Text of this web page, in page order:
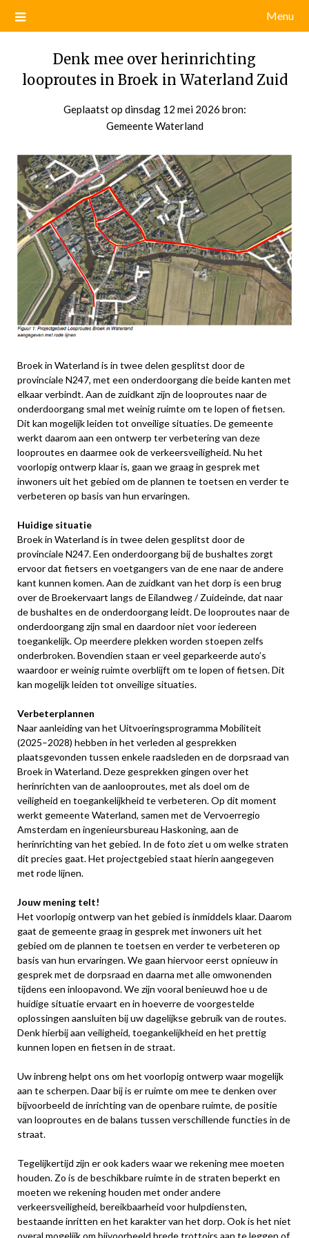
Menu
Denk mee over herinrichting
looproutes in Broek in Waterland Zuid
Geplaatst op dinsdag 12 mei 2026 door
bron:
Gemeente Waterland
Broek in Waterland is in twee delen gesplitst door de
provinciale N247, met een onderdoorgang die beide kanten met
elkaar verbindt. Aan de zuidkant zijn de looproutes naar de
onderdoorgang smal met weinig ruimte om te lopen of fietsen.
Dit kan mogelijk leiden tot onveilige situaties. De gemeente
werkt daarom aan een ontwerp ter verbetering van deze
looproutes en daarmee ook de verkeersveiligheid. Nu het
voorlopig ontwerp klaar is, gaan we graag in gesprek met
inwoners uit het gebied om de plannen te toetsen en verder te
verbeteren op basis van hun ervaringen.
Huidige situatie
Broek in Waterland is in twee delen gesplitst door de
provinciale N247. Een onderdoorgang bij de bushaltes zorgt
ervoor dat fietsers en voetgangers van de ene naar de andere
kant kunnen komen. Aan de zuidkant van het dorp is een brug
over de Broekervaart langs de Eilandweg / Zuideinde, dat naar
de bushaltes en de onderdoorgang leidt. De looproutes naar de
onderdoorgang zijn smal en daardoor niet voor iedereen
toegankelijk. Op meerdere plekken worden stoepen zelfs
onderbroken. Bovendien staan er veel geparkeerde auto’s
waardoor er weinig ruimte overblijft om te lopen of fietsen. Dit
kan mogelijk leiden tot onveilige situaties.
Verbeterplannen
Naar aanleiding van het Uitvoeringsprogramma Mobiliteit
(2025–2028) hebben in het verleden al gesprekken
plaatsgevonden tussen enkele raadsleden en de dorpsraad van
Broek in Waterland. Deze gesprekken gingen over het
herinrichten van de aanlooproutes, met als doel om de
veiligheid en toegankelijkheid te verbeteren. Op dit moment
werkt gemeente Waterland, samen met de Vervoerregio
Amsterdam en ingenieursbureau Haskoning, aan de
herinrichting van het gebied. In de foto ziet u om welke straten
dit precies gaat. Het projectgebied staat hierin aangegeven
met rode lijnen.
Jouw mening telt!
Het voorlopig ontwerp van het gebied is inmiddels klaar. Daarom
gaat de gemeente graag in gesprek met inwoners uit het
gebied om de plannen te toetsen en verder te verbeteren op
basis van hun ervaringen. We gaan hiervoor eerst opnieuw in
gesprek met de dorpsraad en daarna met alle omwonenden
tijdens een inloopavond. We zijn vooral benieuwd hoe u de
huidige situatie ervaart en in hoeverre de voorgestelde
oplossingen aansluiten bij uw dagelijkse gebruik van de routes.
Denk hierbij aan veiligheid, toegankelijkheid en het prettig
kunnen lopen en fietsen in de straat.
Uw inbreng helpt ons om het voorlopig ontwerp waar mogelijk
aan te scherpen. Daar bij is er ruimte om mee te denken over
bijvoorbeeld de inrichting van de openbare ruimte, de positie
van looproutes en de balans tussen verschillende functies in de
straat.
Tegelijkertijd zijn er ook kaders waar we rekening mee moeten
houden. Zo is de beschikbare ruimte in de straten beperkt en
moeten we rekening houden met onder andere
verkeersveiligheid, bereikbaarheid voor hulpdiensten,
bestaande inritten en het karakter van het dorp. Ook is het niet